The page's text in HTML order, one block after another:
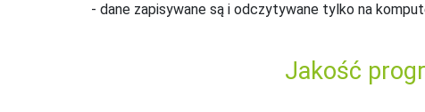
- dane zapisywane są i odczytywane tylko na
Jakość